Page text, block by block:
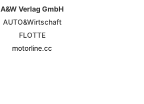
A&W Verlag GmbH
AUTO&Wirtschaft
FLOTTE
motorline.cc